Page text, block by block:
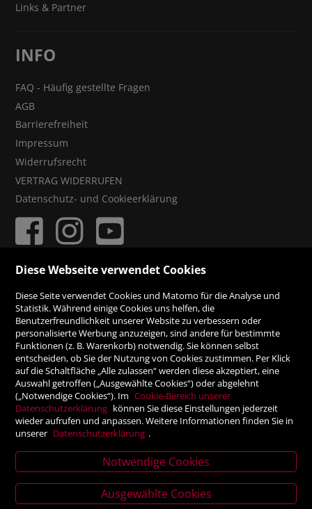
News
Links & Partner
INFO
FAQ - Häufig gestellte Fragen
AGB
Barrierefreiheit
Impressum
Widerrufsrecht
VERTRAG WIDERRUFEN
Datenschutz- und Cookieerklärung
Rechnung
Vorauskasse
SICHER ONLINE SHOPPEN!
Diese Webseite verwendet Cookies
Diese Seite verwendet Cookies und Matomo für die Analyse und
Statistik. Während einige Cookies uns helfen, die
Benutzerfreundlichkeit unserer Website zu verbessern oder
personalisierte Werbung anzuzeigen, sind andere für bestimmte
Funktionen (z. B. Warenkorb) notwendig. Sie können selbst
entscheiden, ob Sie der Nutzung von Cookies zustimmen. Per Klick
auf die Schaltfläche „Alle zulassen“ werden diese akzeptiert, eine
Auswahl getroffen („Ausgewählte Cookies“) oder abgelehnt
(„Notwendige Cookies“). Im Cookie-Bereich unserer
Datenschutzerklärung können Sie diese Einstellungen jederzeit
wieder aufrufen und anpassen. Weitere Informationen finden Sie in
unserer Datenschutzerklärung .
Notwendige Cookies
Ausgewählte Cookies